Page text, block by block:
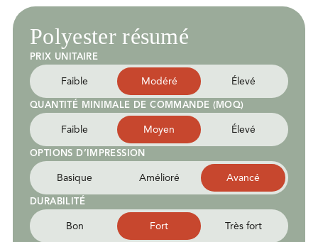
Polyester résumé
PRIX UNITAIRE
Faible Modéré Élevé
QUANTITÉ MINIMALE DE COMMANDE (MOQ)
Faible Moyen Élevé
OPTIONS D’IMPRESSION
Basique Amélioré Avancé
DURABILITÉ
Bon Fort Très fort